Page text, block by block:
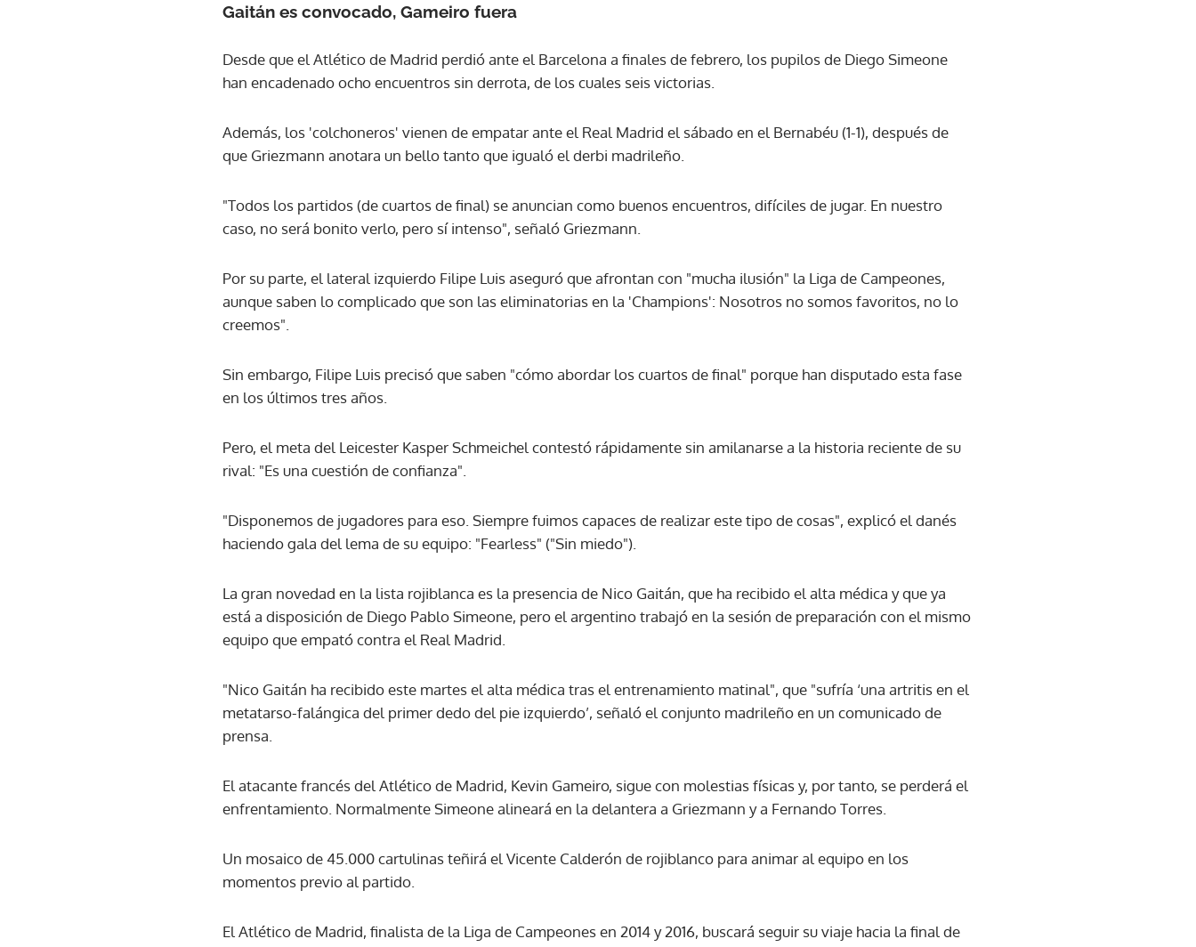
Gaitán es convocado, Gameiro fuera
Desde que el Atlético de Madrid perdió ante el Barcelona a finales de febrero, los pupilos de Diego Simeone
han encadenado ocho encuentros sin derrota, de los cuales seis victorias.
Además, los 'colchoneros' vienen de empatar ante el Real Madrid el sábado en el Bernabéu (1-1), después de
que Griezmann anotara un bello tanto que igualó el derbi madrileño.
"Todos los partidos (de cuartos de final) se anuncian como buenos encuentros, difíciles de jugar. En nuestro
caso, no será bonito verlo, pero sí intenso", señaló Griezmann.
Por su parte, el lateral izquierdo Filipe Luis aseguró que afrontan con "mucha ilusión" la Liga de Campeones,
aunque saben lo complicado que son las eliminatorias en la 'Champions': Nosotros no somos favoritos, no lo
creemos".
Sin embargo, Filipe Luis precisó que saben "cómo abordar los cuartos de final" porque han disputado esta fase
en los últimos tres años.
Pero, el meta del Leicester Kasper Schmeichel contestó rápidamente sin amilanarse a la historia reciente de su
rival: "Es una cuestión de confianza".
"Disponemos de jugadores para eso. Siempre fuimos capaces de realizar este tipo de cosas", explicó el danés
haciendo gala del lema de su equipo: "Fearless" ("Sin miedo").
La gran novedad en la lista rojiblanca es la presencia de Nico Gaitán, que ha recibido el alta médica y que ya
está a disposición de Diego Pablo Simeone, pero el argentino trabajó en la sesión de preparación con el mismo
equipo que empató contra el Real Madrid.
"Nico Gaitán ha recibido este martes el alta médica tras el entrenamiento matinal", que "sufría ‘una artritis en el
metatarso-falángica del primer dedo del pie izquierdo’, señaló el conjunto madrileño en un comunicado de
prensa.
El atacante francés del Atlético de Madrid, Kevin Gameiro, sigue con molestias físicas y, por tanto, se perderá el
enfrentamiento. Normalmente Simeone alineará en la delantera a Griezmann y a Fernando Torres.
Un mosaico de 45.000 cartulinas teñirá el Vicente Calderón de rojiblanco para animar al equipo en los
momentos previo al partido.
El Atlético de Madrid, finalista de la Liga de Campeones en 2014 y 2016, buscará seguir su viaje hacia la final de